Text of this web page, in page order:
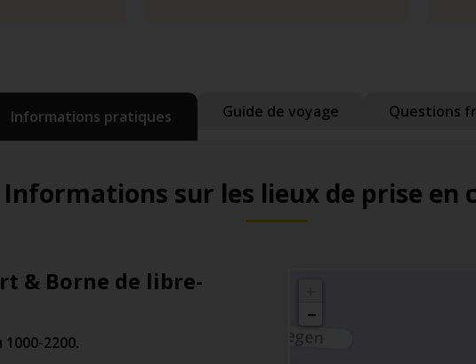
Informations pratiques Guide de voyage Questions
Informations sur les lieux de prise en
& Borne de libre-
1000-2200.
−